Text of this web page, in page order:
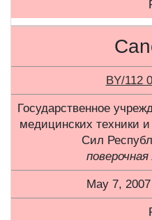
BY/112
Государственное
медицинских техники
Сил
May 7,